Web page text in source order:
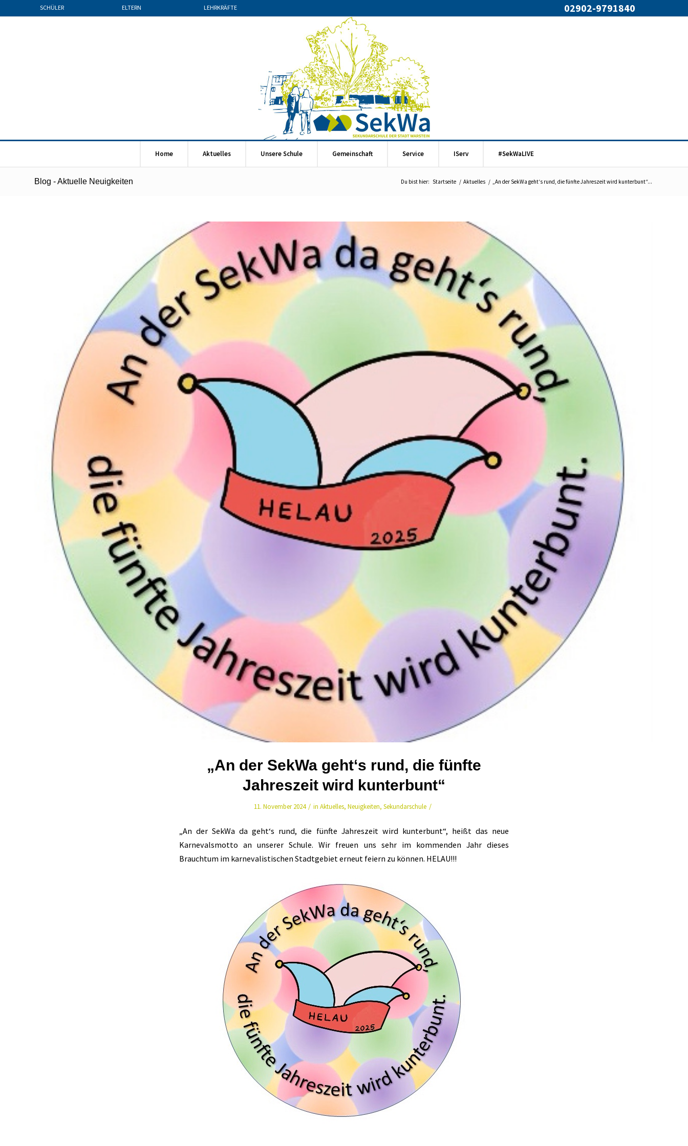
SCHÜLER ELTERN LEHRKRÄFTE 02902-9791840
Home Aktuelles Unsere Schule Gemeinschaft Service IServ #SekWaLIVE
Blog - Aktuelle Neuigkeiten Du bist hier: Startseite / Aktuelles / „An der SekWa geht‘s rund, die fünfte Jahreszeit wird kunterbunt“...
„An der SekWa geht‘s rund, die fünfte
Jahreszeit wird kunterbunt“
11. November 2024 / in Aktuelles, Neuigkeiten, Sekundarschule /
„An der SekWa da geht‘s rund, die fünfte Jahreszeit wird kunterbunt“, heißt das neue
Karnevalsmotto an unserer Schule. Wir freuen uns sehr im kommenden Jahr dieses
Brauchtum im karnevalistischen Stadtgebiet erneut feiern zu können. HELAU!!!